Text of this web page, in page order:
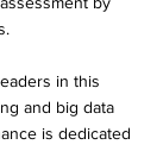
in this
and big data
is dedicated